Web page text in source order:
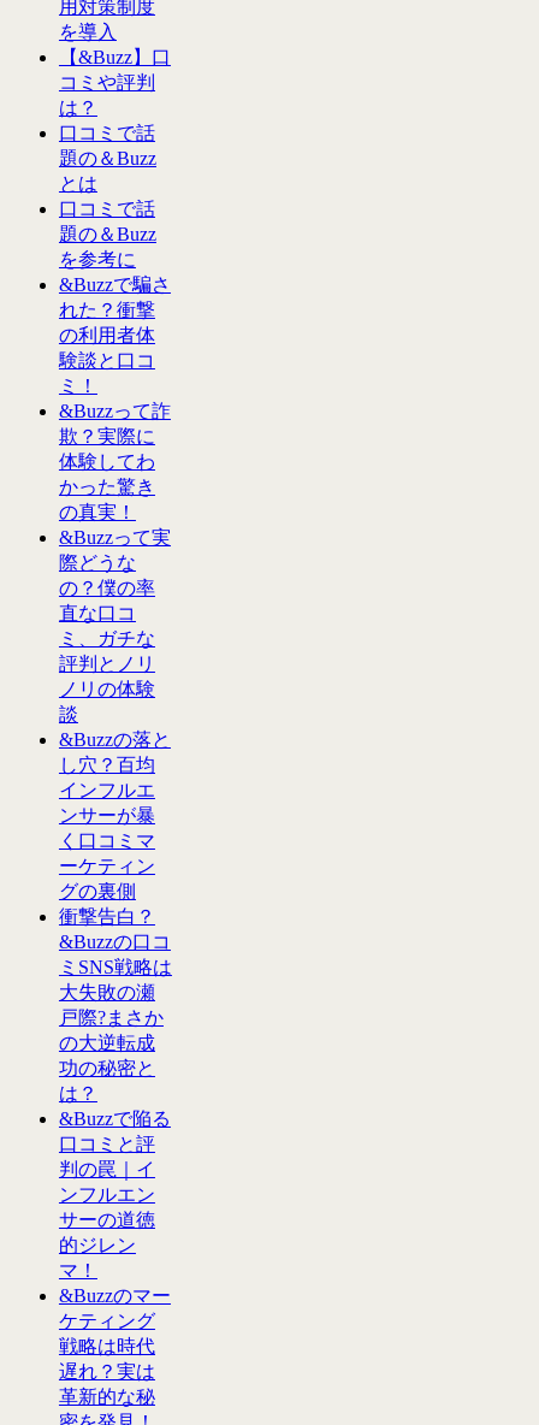
用対策制度
を導入
【&Buzz】口
コミや評判
は？
口コミで話
題の＆Buzz
とは
口コミで話
題の＆Buzz
を参考に
&Buzzで騙さ
れた？衝撃
の利用者体
験談と口コ
ミ！
&Buzzって詐
欺？実際に
体験してわ
かった驚き
の真実！
&Buzzって実
際どうな
の？僕の率
直な口コ
ミ、ガチな
評判とノリ
ノリの体験
談
&Buzzの落と
し穴？百均
インフルエ
ンサーが暴
く口コミマ
ーケティン
グの裏側
衝撃告白？
&Buzzの口コ
ミSNS戦略は
大失敗の瀬
戸際?まさか
の大逆転成
功の秘密と
は？
&Buzzで陥る
口コミと評
判の罠｜イ
ンフルエン
サーの道徳
的ジレン
マ！
&Buzzのマー
ケティング
戦略は時代
遅れ？実は
革新的な秘